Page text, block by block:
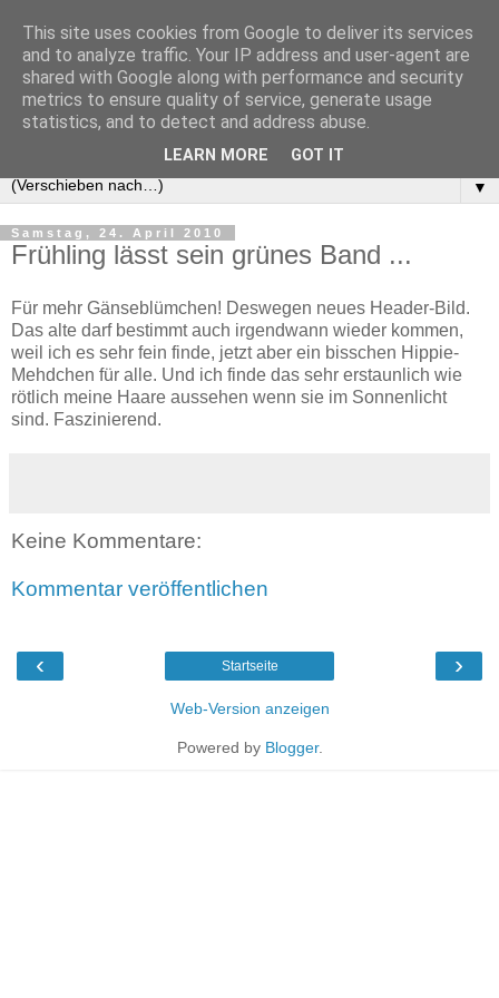
▼
Samstag, 24. April 2010
Frühling lässt sein grünes Band ...
Für mehr Gänseblümchen! Deswegen neues Header-Bild.
Das alte darf bestimmt auch irgendwann wieder kommen,
weil ich es sehr fein finde, jetzt aber ein bisschen Hippie-
Mehdchen für alle. Und ich finde das sehr erstaunlich wie
rötlich meine Haare aussehen wenn sie im Sonnenlicht
sind. Faszinierend.
Keine Kommentare:
Kommentar veröffentlichen
‹ ›
Startseite
Web-Version anzeigen
Powered by Blogger.
This site uses cookies from Google to deliver its services
and to analyze traffic. Your IP address and user-agent are
shared with Google along with performance and security
metrics to ensure quality of service, generate usage
statistics, and to detect and address abuse.
LEARN MORE GOT IT